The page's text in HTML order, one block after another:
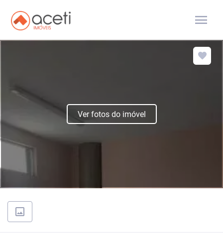
menu
Ver fotos do imóvel